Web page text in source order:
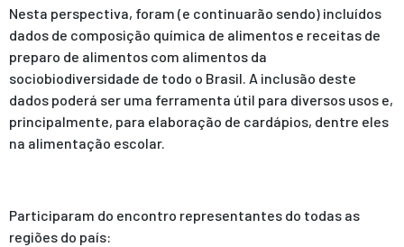
Nesta perspectiva, foram (e continuarão sendo) incluídos
dados de composição química de alimentos e receitas de
preparo de alimentos com alimentos da
sociobiodiversidade de todo o Brasil. A inclusão deste
dados poderá ser uma ferramenta útil para diversos usos e,
principalmente, para elaboração de cardápios, dentre eles
na alimentação escolar.
Participaram do encontro representantes do todas as
regiões do país: